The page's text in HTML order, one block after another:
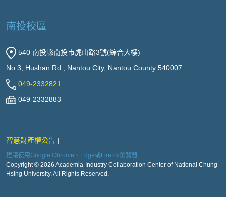
南投校區
540 南投縣南投市虎山路3號(綜合大樓)
No.3, Hushan Rd., Nantou City, Nantou County 540007
049-2332821
049-2332883
智慧財產權公告
建議使用Google Chrome、Edge或Firefox瀏覽器
Copyright © 2026 Academia-Industry Collaboration Center of National Chung
Hsing University. All Rights Reserved.